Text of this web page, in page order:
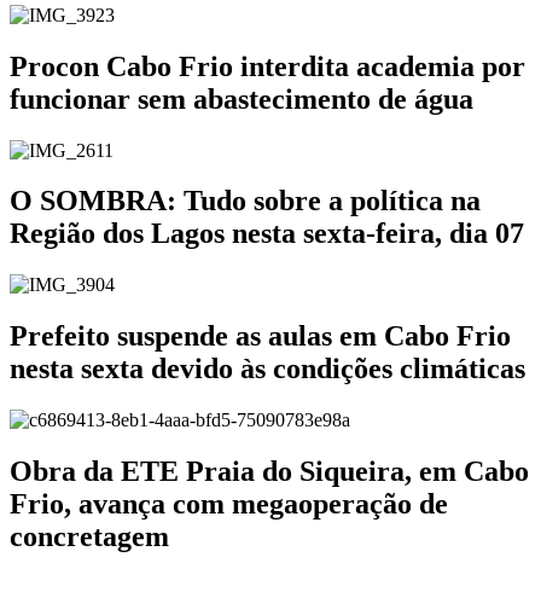
Procon Cabo Frio interdita academia por
funcionar sem abastecimento de água
O SOMBRA: Tudo sobre a política na
Região dos Lagos nesta sexta-feira, dia 07
Prefeito suspende as aulas em Cabo Frio
nesta sexta devido às condições climáticas
Obra da ETE Praia do Siqueira, em Cabo
Frio, avança com megaoperação de
concretagem